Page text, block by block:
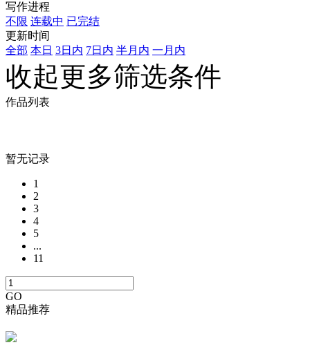
写作进程
不限 连载中 已完结
更新时间
全部 本日 3日内 7日内 半月内 一月内
收起更多筛选条件
作品列表
暂无记录
1
2
3
4
5
...
11
GO
精品推荐